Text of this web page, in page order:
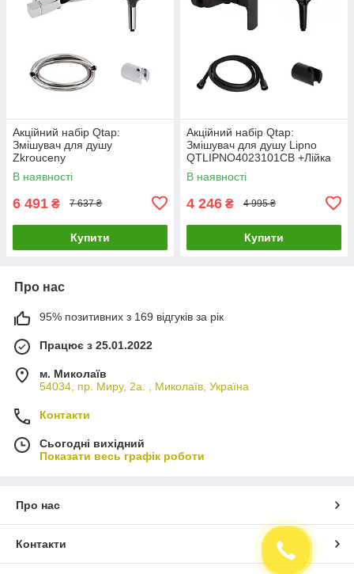
Акційний набір Qtap:
Змішувач для душу
Zkrouceny
QTZKR40T105C+Лійка Rucni
QTRUC125CRM45954+Шланг
QTHADPVC160C+Тримач
В наявності
6 491 ₴ 7 637 ₴
Купити
Акційний набір Qtap:
Змішувач для душу Lipno
QTLIPNO4023101CB +Лійка
Rucni
QTRUC125BLM45953+Шланг
Hadice QTHADPVCSQ160B +
Тримач
В наявності
4 246 ₴ 4 995 ₴
Купити
Про нас
95% позитивних з 169 відгуків за рік
Працює з 25.01.2022
м. Миколаїв
54034, пр. Миру, 2а. , Миколаїв, Україна
Контакти
Сьогодні вихідний
Показати весь графік роботи
Про нас
Контакти